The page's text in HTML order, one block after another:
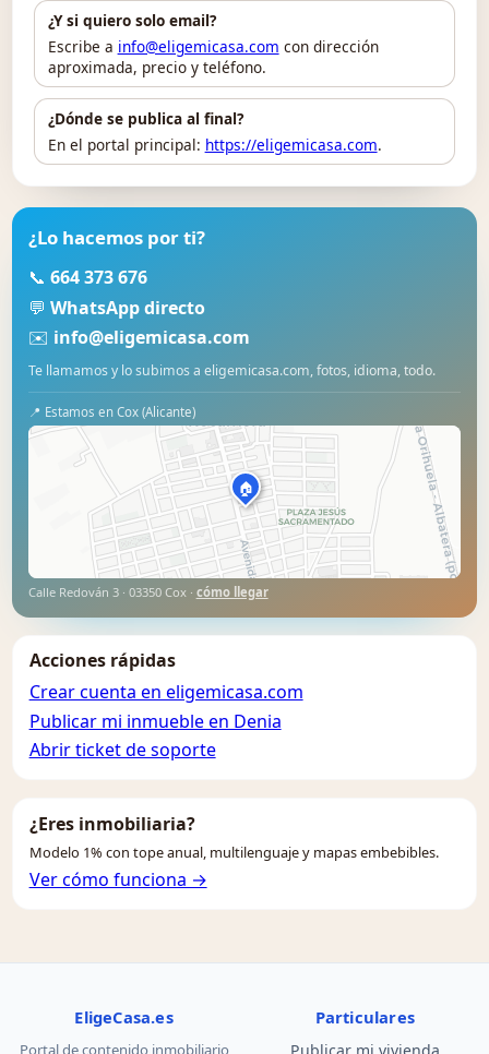
¿Y si quiero solo email?
Escribe a info@eligemicasa.com con dirección
aproximada, precio y teléfono.
¿Dónde se publica al final?
En el portal principal: https://eligemicasa.com.
¿Lo hacemos por ti?
📞 664 373 676
💬 WhatsApp directo
✉️ info@eligemicasa.com
Te llamamos y lo subimos a eligemicasa.com, fotos, idioma, todo.
📍 Estamos en Cox (Alicante)
🏠
Calle Redován 3 · 03350 Cox · cómo llegar
Acciones rápidas
Crear cuenta en eligemicasa.com
Publicar mi inmueble en Denia
Abrir ticket de soporte
¿Eres inmobiliaria?
Modelo 1% con tope anual, multilenguaje y mapas embebibles.
Ver cómo funciona →
EligeCasa.es
Portal de contenido inmobiliario
Particulares